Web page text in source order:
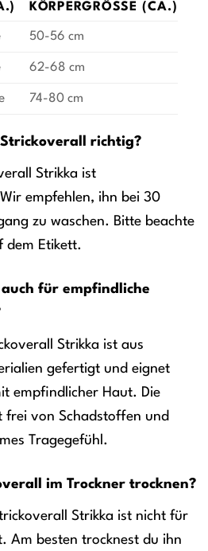
KÖRPERGRÖSSE (CA.)
50-56 cm
62-68 cm
74-80 cm
richtig?
Strikka ist
empfehlen, ihn bei 30
zu waschen. Bitte beachte
dem Etikett.
für empfindliche
Strikka ist aus
gefertigt und eignet
empfindlicher Haut. Die
frei von Schadstoffen und
Tragegefühl.
im Trockner trocknen?
Strikka ist nicht für
Am besten trocknest du ihn